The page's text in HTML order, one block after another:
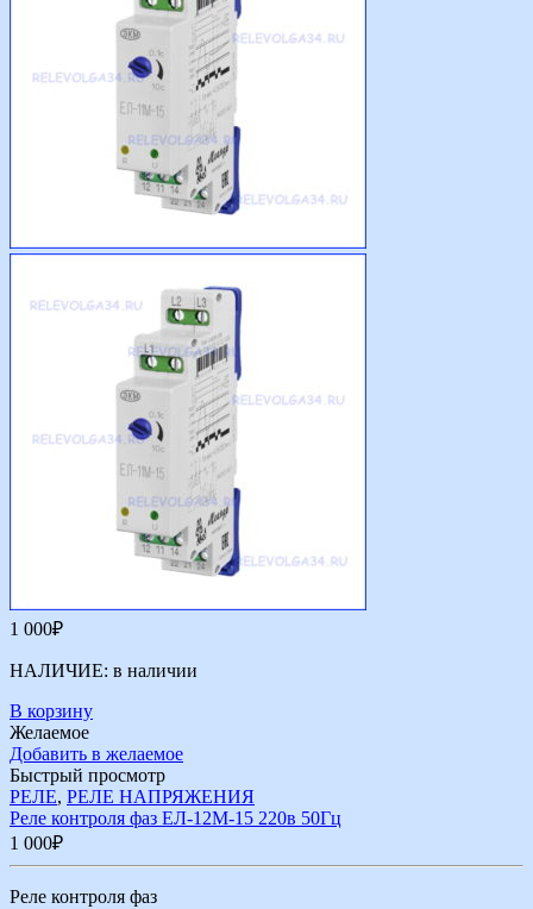
1 000₽
НАЛИЧИЕ: в наличии
В корзину
Желаемое
Добавить в желаемое
Быстрый просмотр
РЕЛЕ, РЕЛЕ НАПРЯЖЕНИЯ
Реле контроля фаз ЕЛ-12М-15 220в 50Гц
1 000₽
Реле контроля фаз